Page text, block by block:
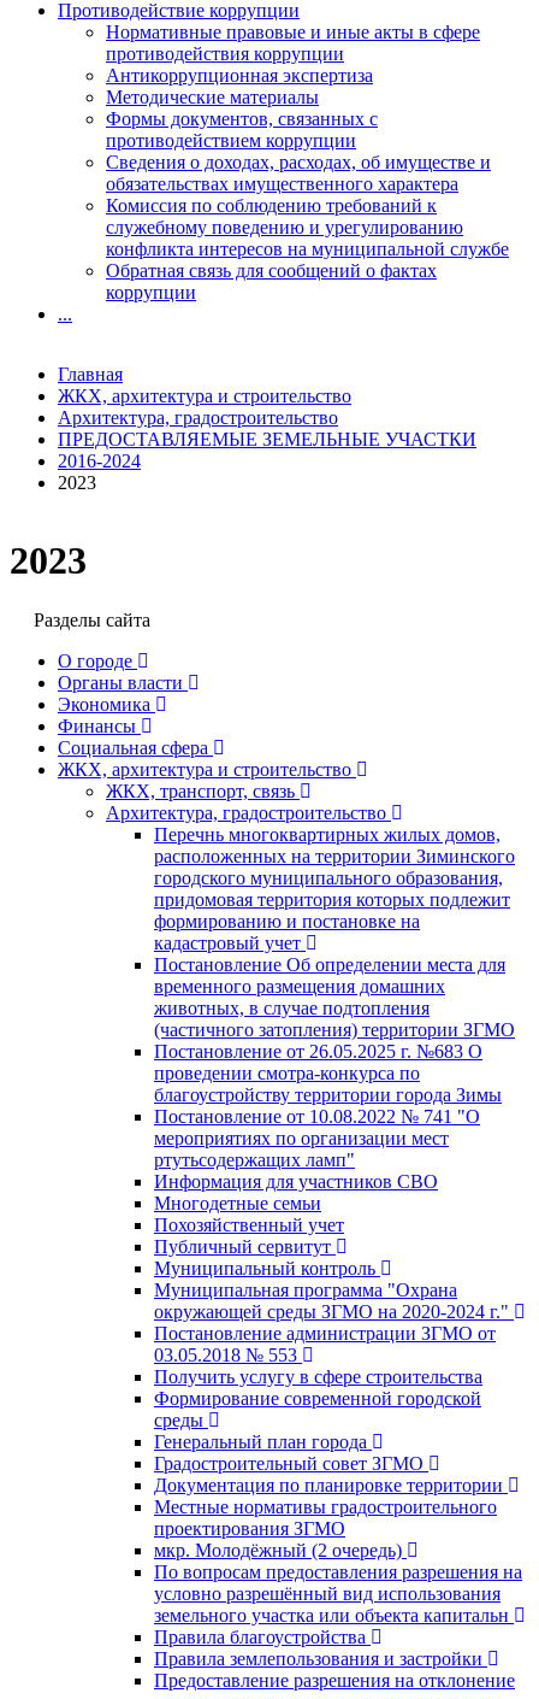
2023
Разделы сайта
О городе
Органы власти
Экономика
Финансы
Социальная сфера
ЖКХ, архитектура и строительство
ЖКХ, транспорт, связь
Архитектура, градостроительство
Перечнь многоквартирных жилых домов,
расположенных на территории Зиминского
городского муниципального образования,
придомовая территория которых подлежит
формированию и постановке на
кадастровый учет
Постановление Об определении места для
временного размещения домашних
животных, в случае подтопления
(частичного затопления) территории ЗГМО
Постановление от 26.05.2025 г. №683 О
проведении смотра-конкурса по
благоустройству территории города Зимы
Постановление от 10.08.2022 № 741 "О
мероприятиях по организации мест
ртутьсодержащих ламп"
Информация для участников СВО
Многодетные семьи
Похозяйственный учет
Публичный сервитут
Муниципальный контроль
Муниципальная программа "Охрана
окружающей среды ЗГМО на 2020-2024 г."
Постановление администрации ЗГМО от
03.05.2018 № 553
Получить услугу в сфере строительства
Формирование современной городской
среды
Генеральный план города
Градостроительный совет ЗГМО
Документация по планировке территории
Местные нормативы градостроительного
проектирования ЗГМО
мкр. Молодёжный (2 очередь)
По вопросам предоставления разрешения на
условно разрешённый вид использования
земельного участка или объекта капитальн
Правила благоустройства
Правила землепользования и застройки
Предоставление разрешения на отклонение
Противодействие коррупции
Нормативные правовые и иные акты в сфере
противодействия коррупции
Антикоррупционная экспертиза
Методические материалы
Формы документов, связанных с
противодействием коррупции
Сведения о доходах, расходах, об имуществе и
обязательствах имущественного характера
Комиссия по соблюдению требований к
служебному поведению и урегулированию
конфликта интересов на муниципальной службе
Обратная связь для сообщений о фактах
коррупции
...
Главная
ЖКХ, архитектура и строительство
Архитектура, градостроительство
ПРЕДОСТАВЛЯЕМЫЕ ЗЕМЕЛЬНЫЕ УЧАСТКИ
2016-2024
2023